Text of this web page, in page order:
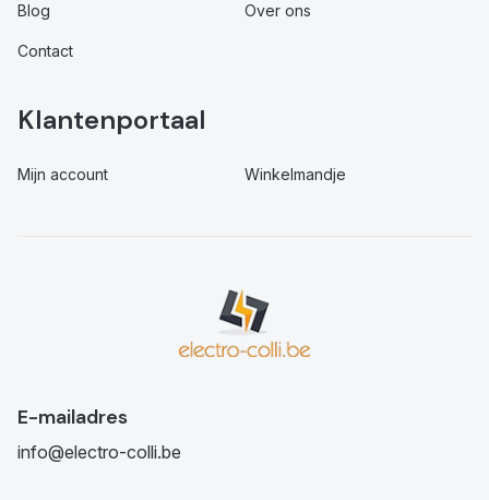
Blog Over ons
Contact
Klantenportaal
Mijn account Winkelmandje
E-mailadres
info@electro-colli.be